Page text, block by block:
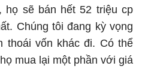
họ sẽ bán hết 52 triệu cp
Chúng tôi đang kỳ vọng
thoái vốn khác đi. Có thể
mua lại một phần với giá